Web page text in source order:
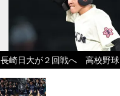
長崎日大が２回戦へ 高校野球